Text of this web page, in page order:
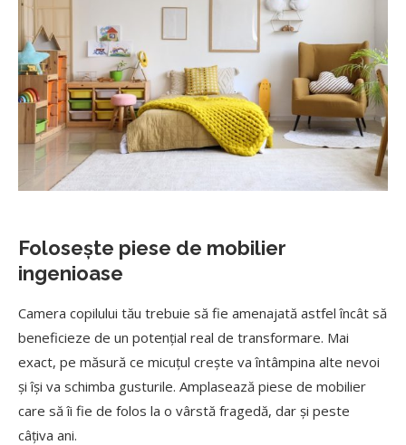
Folosește piese de mobilier
ingenioase
Camera copilului tău trebuie să fie amenajată astfel încât să
beneficieze de un potențial real de transformare. Mai
exact, pe măsură ce micuțul crește va întâmpina alte nevoi
și își va schimba gusturile. Amplasează piese de mobilier
care să îi fie de folos la o vârstă fragedă, dar și peste
câțiva ani.